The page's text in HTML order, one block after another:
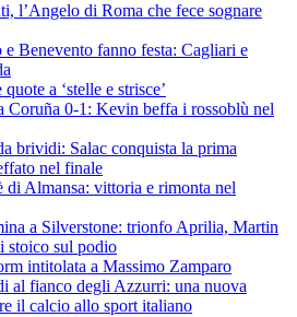
l’Angelo di Roma che fece sognare
Benevento fanno festa: Cagliari e
a ‘stelle e strisce’
Coruña 0-1: Kevin beffa i rossoblù nel
brividi: Salac conquista la prima
nel finale
di Almansa: vittoria e rimonta nel
a Silverstone: trionfo Aprilia, Martin
stoico sul podio
intitolata a Massimo Zamparo
al fianco degli Azzurri: una nuova
il calcio allo sport italiano